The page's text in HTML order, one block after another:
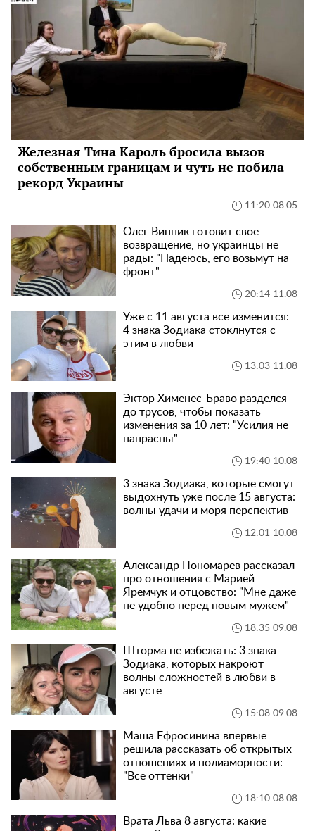
Железная Тина Кароль бросила вызов
собственным границам и чуть не побила
рекорд Украины
11:20 08.05
Олег Винник готовит свое
возвращение, но украинцы не
рады: "Надеюсь, его возьмут на
фронт"
20:14 11.08
Уже с 11 августа все изменится:
4 знака Зодиака стоклнутся с
этим в любви
13:03 11.08
Эктор Хименес-Браво разделся
до трусов, чтобы показать
изменения за 10 лет: "Усилия не
напрасны"
19:40 10.08
3 знака Зодиака, которые смогут
выдохнуть уже после 15 августа:
волны удачи и моря перспектив
12:01 10.08
Александр Пономарев рассказал
про отношения с Марией
Яремчук и отцовство: "Мне даже
не удобно перед новым мужем"
18:35 09.08
Шторма не избежать: 3 знака
Зодиака, которых накроют
волны сложностей в любви в
августе
15:08 09.08
Маша Ефросинина впервые
решила рассказать об открытых
отношениях и полиаморности:
"Все оттенки"
18:10 08.08
Врата Льва 8 августа: какие